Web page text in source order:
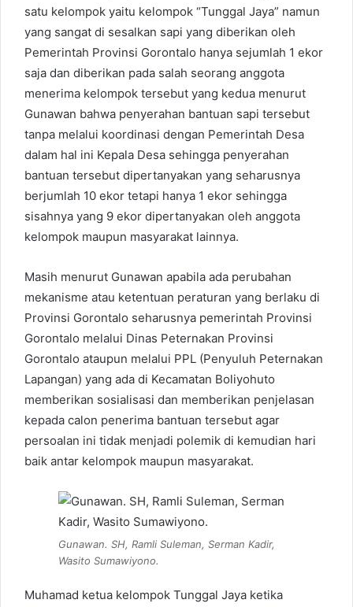
satu kelompok yaitu kelompok “Tunggal Jaya” namun
yang sangat di sesalkan sapi yang diberikan oleh
Pemerintah Provinsi Gorontalo hanya sejumlah 1 ekor
saja dan diberikan pada salah seorang anggota
menerima kelompok tersebut yang kedua menurut
Gunawan bahwa penyerahan bantuan sapi tersebut
tanpa melalui koordinasi dengan Pemerintah Desa
dalam hal ini Kepala Desa sehingga penyerahan
bantuan tersebut dipertanyakan yang seharusnya
berjumlah 10 ekor tetapi hanya 1 ekor sehingga
sisahnya yang 9 ekor dipertanyakan oleh anggota
kelompok maupun masyarakat lainnya.
Masih menurut Gunawan apabila ada perubahan
mekanisme atau ketentuan peraturan yang berlaku di
Provinsi Gorontalo seharusnya pemerintah Provinsi
Gorontalo melalui Dinas Peternakan Provinsi
Gorontalo ataupun melalui PPL (Penyuluh Peternakan
Lapangan) yang ada di Kecamatan Boliyohuto
memberikan sosialisasi dan memberikan penjelasan
kepada calon penerima bantuan tersebut agar
persoalan ini tidak menjadi polemik di kemudian hari
baik antar kelompok maupun masyarakat.
Gunawan. SH, Ramli Suleman, Serman Kadir,
Wasito Sumawiyono.
Muhamad ketua kelompok Tunggal Jaya ketika